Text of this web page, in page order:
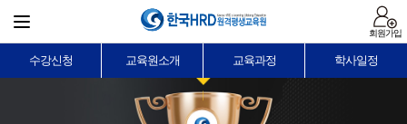
회원가입
수강신청 교육원소개 교육과정 학사일정